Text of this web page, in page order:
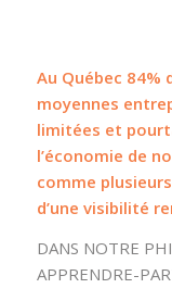
Au Québec
moyennes
limitées et
l’économie de
comme
d’une visibilité
DANS NOTRE
APPRENDRE-